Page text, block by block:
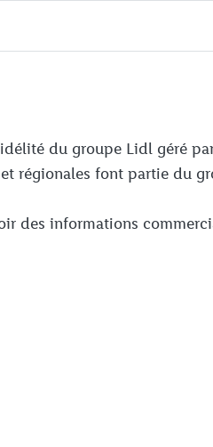
du groupe Lidl géré
régionales font partie du
des informations